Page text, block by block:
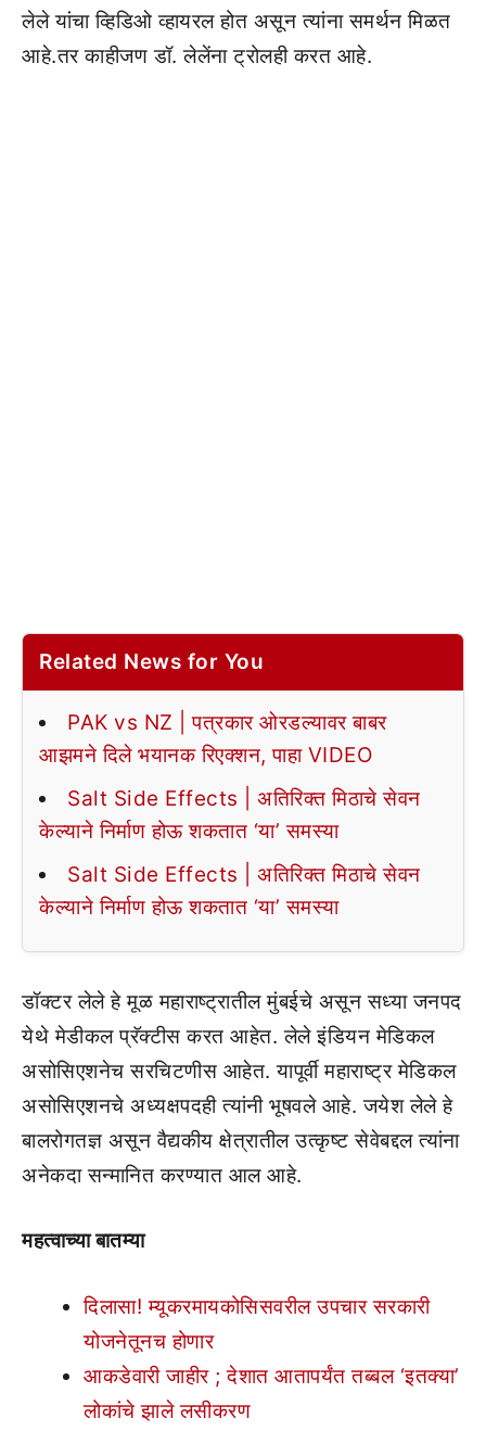
लेले यांचा व्हिडिओ व्हायरल होत असून त्यांना समर्थन मिळत
आहे.तर काहीजण डॉ. लेलेंना ट्रोलही करत आहे.
Related News for You
PAK vs NZ | पत्रकार ओरडल्यावर बाबर
आझमने दिले भयानक रिएक्शन, पाहा VIDEO
Salt Side Effects | अतिरिक्त मिठाचे सेवन
केल्याने निर्माण होऊ शकतात ‘या’ समस्या
Salt Side Effects | अतिरिक्त मिठाचे सेवन
केल्याने निर्माण होऊ शकतात ‘या’ समस्या
डॉक्टर लेले हे मूळ महाराष्ट्रातील मुंबईचे असून सध्या जनपद
येथे मेडीकल प्रॅक्टीस करत आहेत. लेले इंडियन मेडिकल
असोसिएशनेच सरचिटणीस आहेत. यापूर्वी महाराष्ट्र मेडिकल
असोसिएशनचे अध्यक्षपदही त्यांनी भूषवले आहे. जयेश लेले हे
बालरोगतज्ञ असून वैद्यकीय क्षेत्रातील उत्कृष्ट सेवेबद्दल त्यांना
अनेकदा सन्मानित करण्यात आल आहे.
महत्वाच्या बातम्या
दिलासा! म्यूकरमायकोसिसवरील उपचार सरकारी
योजनेतूनच होणार
आकडेवारी जाहीर ; देशात आतापर्यंत तब्बल ‘इतक्या’
लोकांचे झाले लसीकरण